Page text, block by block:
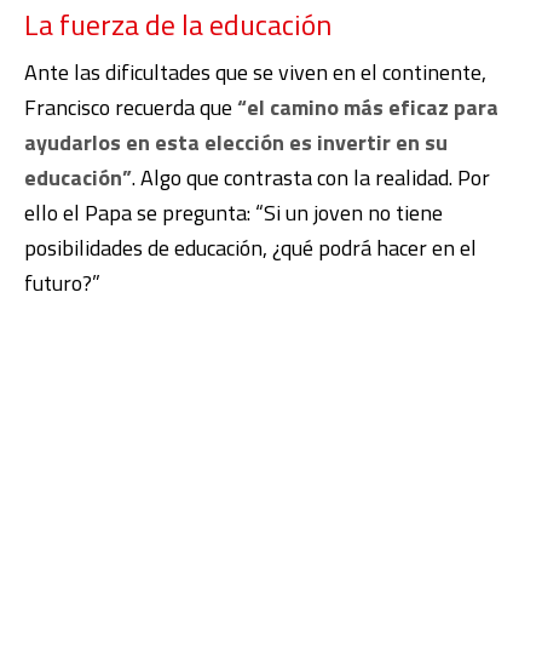
La fuerza de la educación
Ante las dificultades que se viven en el continente,
Francisco recuerda que“el camino más eficaz para
ayudarlos en esta elección es invertir en su
educación”. Algo que contrasta con la realidad. Por
ello el Papa se pregunta: “Si un joven no tiene
posibilidades de educación, ¿qué podrá hacer en el
futuro?”